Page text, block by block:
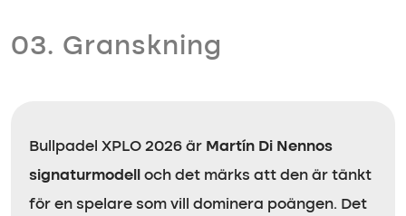
03. Granskning
Bullpadel XPLO 2026 är Martín Di Nennos
signaturmodell
och det märks att den är tänkt
för en spelare som vill dominera poängen. Det